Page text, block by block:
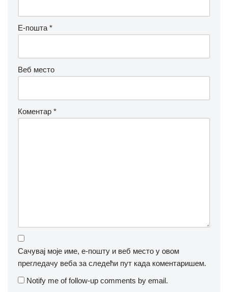
Е-пошта *
Веб место
Коментар *
Сачувај моје име, е-пошту и веб место у овом
прегледачу веба за следећи пут када коментаришем.
Notify me of follow-up comments by email.